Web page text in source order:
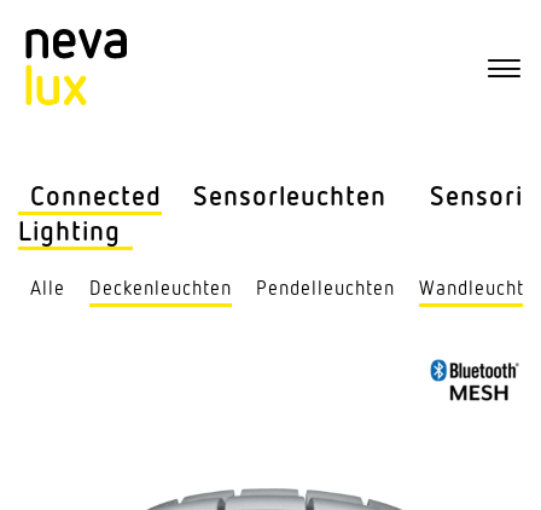
Connected
Lighting
Sensor­leuchten Sensorik
Alle Decken­leuchten Pendel­leuchten